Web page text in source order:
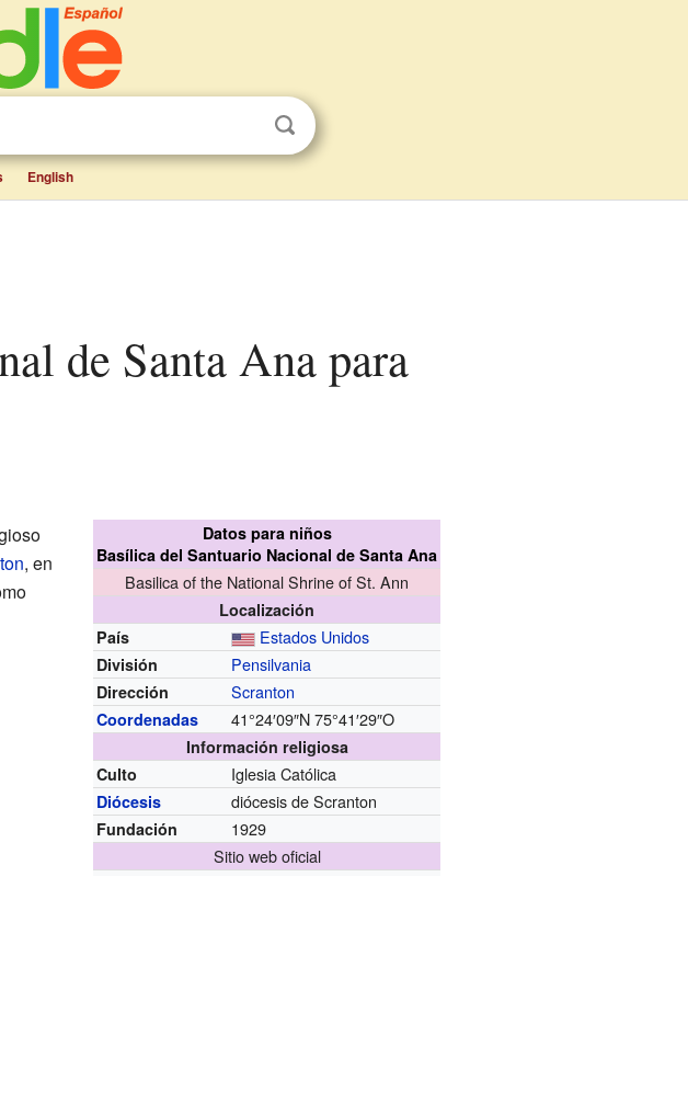
English
Datos para niños
Basílica del Santuario Nacional de Santa Ana
Basilica of the National Shrine of St. Ann
Localización
País
Estados Unidos
División Pensilvania
Dirección Scranton
Coordenadas 41°24′09″N 75°41′29″O
Información religiosa
Culto
Iglesia Católica
Diócesis diócesis de Scranton
Fundación
1929
Sitio web oficial
, en